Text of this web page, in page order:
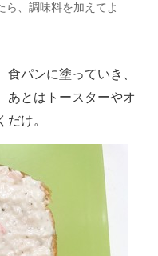
ら、調味料を加えてよ
パンに塗っていき、
あとはトースターやオ
け。